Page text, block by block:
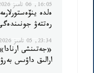
16:05, 06 تامىز 2026
ەلدە
رەتتەۋ
23:34, 05 تامىز 2026
«جەتىنشى
ارالىق داۋىس